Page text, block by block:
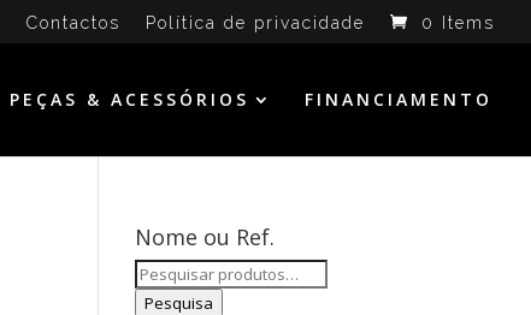
Contactos Política de privacidade 0 Items
PEÇAS & ACESSÓRIOS FINANCIAMENTO
Nome ou Ref.
Pesquisar
por:
Pesquisa